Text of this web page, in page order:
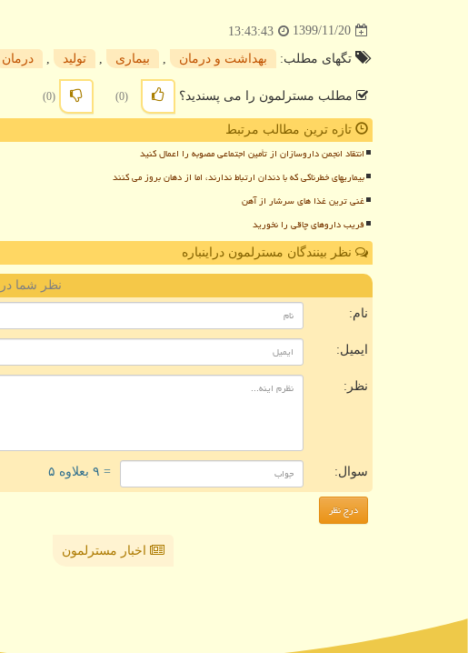
1399/11/20
13:43:43
تگهای مطلب: بهداشت و درمان بیماری تولید درمان
مطلب مسترلمون را می پسندید؟ (0)
(0)
تازه ترین مطالب مرتبط
انتقاد انجمن داروسازان از تأمین اجتماعی مصوبه را اعمال کنید
بیماریهای خطرناکی که با دندان ارتباط ندارند، اما از دهان بروز می کنند
غنی ترین غذا های سرشار از آهن
فریب داروهای چاقی را نخورید
نظر بینندگان مسترلمون دراینباره
نظر شما
نام:
ایمیل:
نظر:
سوال: = ۹ بعلاوه ۵
اخبار مسترلمون